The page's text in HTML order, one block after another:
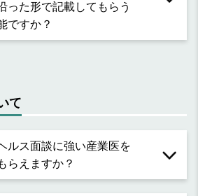
った形で記載してもらう
ですか？
て
ルス面談に強い産業医を
らえますか？